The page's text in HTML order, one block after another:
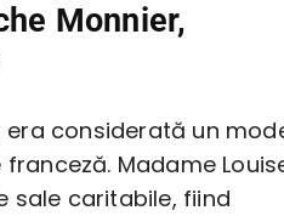
Monnier,
considerată un
Madame
sale caritabile, fiind